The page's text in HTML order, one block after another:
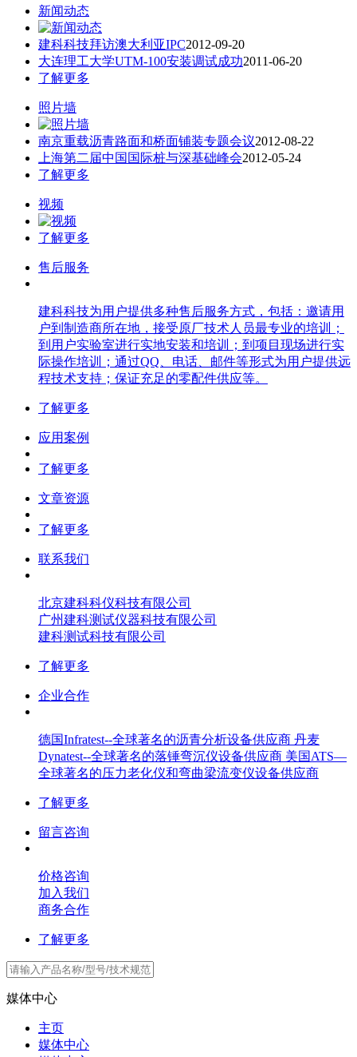
新闻动态
建科科技拜访澳大利亚IPC2012-09-20
大连理工大学UTM-100安装调试成功2011-06-20
了解更多
照片墙
南京重载沥青路面和桥面铺装专题会议2012-08-22
上海第二届中国国际桩与深基础峰会2012-05-24
了解更多
视频
了解更多
售后服务
建科科技为用户提供多种售后服务方式，包括：邀请用
户到制造商所在地，接受原厂技术人员最专业的培训；
到用户实验室进行实地安装和培训；到项目现场进行实
际操作培训；通过QQ、电话、邮件等形式为用户提供远
程技术支持；保证充足的零配件供应等。
了解更多
应用案例
了解更多
文章资源
了解更多
联系我们
北京建科科仪科技有限公司
广州建科测试仪器科技有限公司
建科测试科技有限公司
了解更多
企业合作
德国Infratest--全球著名的沥青分析设备供应商 丹麦
Dynatest--全球著名的落锤弯沉仪设备供应商 美国ATS—
全球著名的压力老化仪和弯曲梁流变仪设备供应商
了解更多
留言咨询
价格咨询
加入我们
商务合作
了解更多
媒体中心
主页
媒体中心